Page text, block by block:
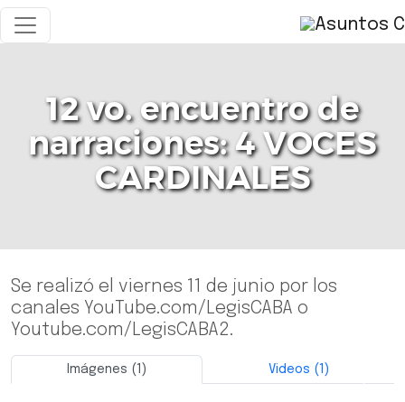
12 vo. encuentro de
narraciones: 4 VOCES
CARDINALES
Se realizó el viernes 11 de junio por los
canales YouTube.com/LegisCABA o
Youtube.com/LegisCABA2.
Imágenes (1) Videos (1)